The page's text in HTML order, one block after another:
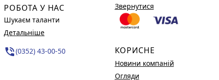
РОБОТА У НАС
Шукаєм таланти
Детальніше
phone_in_talk(0352) 43-00-50
Звернутися
КОРИСНЕ
Новини компаній
Огляди